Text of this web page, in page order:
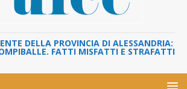
DELLA PROVINCIA DI ALESSANDRIA:
FATTI MISFATTI E STRAFATTI